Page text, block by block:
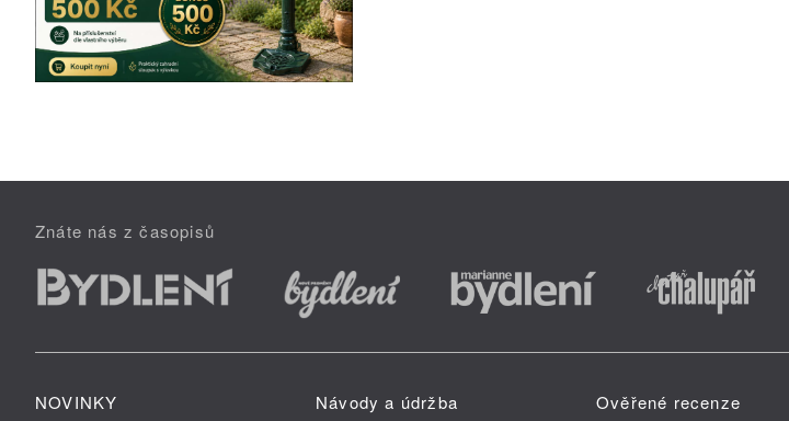
Znáte nás z časopisů
NOVINKY
Návody a údržba
Ověřené recenze